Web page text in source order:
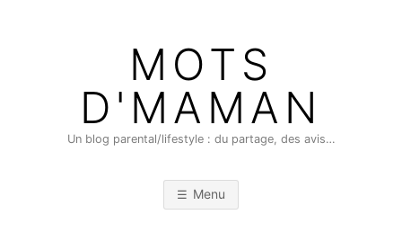
MOTS
D'MAMAN
Un blog parental/lifestyle : du partage, des avis…
Menu